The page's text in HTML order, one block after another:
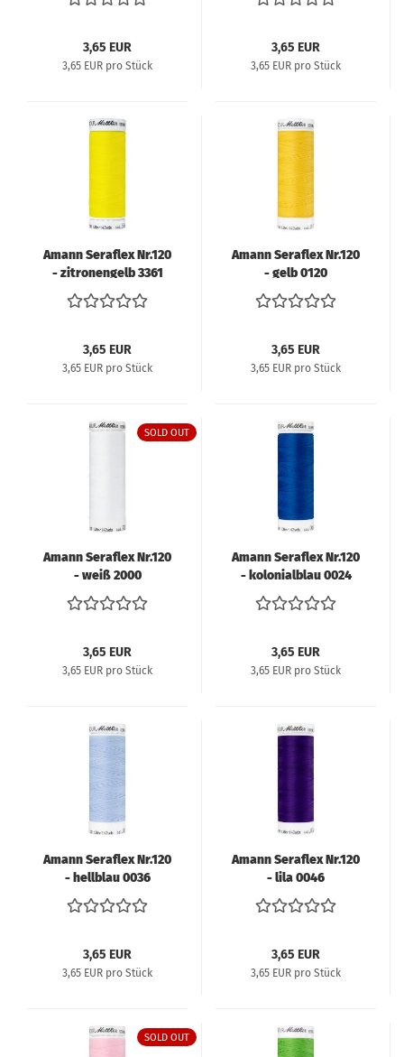
3,65 EUR
3,65 EUR pro Stück
3,65 EUR
3,65 EUR pro Stück
Amann Seraflex Nr.120
- zitronengelb 3361
3,65 EUR
3,65 EUR pro Stück
Amann Seraflex Nr.120
- gelb 0120
3,65 EUR
3,65 EUR pro Stück
SOLD OUT
Amann Seraflex Nr.120
- weiß 2000
3,65 EUR
3,65 EUR pro Stück
Amann Seraflex Nr.120
- kolonialblau 0024
3,65 EUR
3,65 EUR pro Stück
Amann Seraflex Nr.120
- hellblau 0036
3,65 EUR
3,65 EUR pro Stück
Amann Seraflex Nr.120
- lila 0046
3,65 EUR
3,65 EUR pro Stück
SOLD OUT